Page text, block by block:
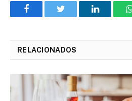
FacebookTwitter
O
RELACIONADOS